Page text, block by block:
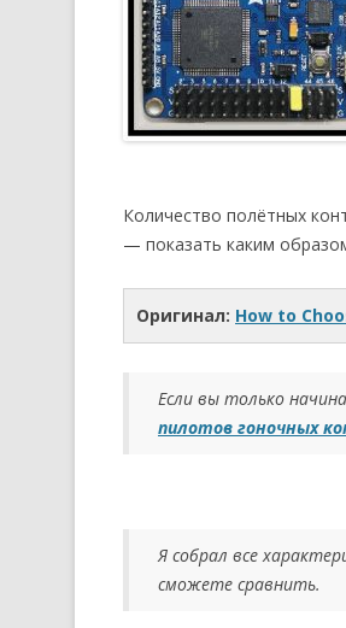
Количество полётных
— показать каким
Оригинал: How to
Если вы только
пилотов гоночных
Я собрал все
сможете сравнить.